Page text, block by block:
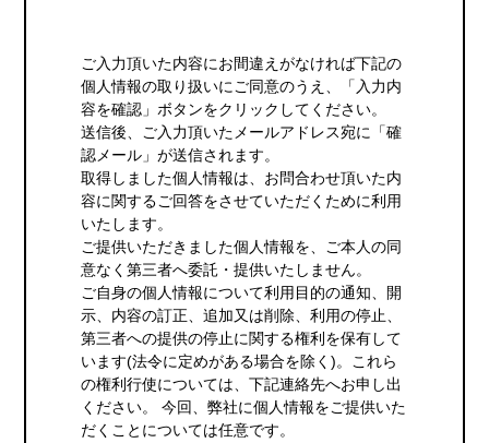
ご入力頂いた内容にお間違えがなければ下記の
個人情報の取り扱いにご同意のうえ、「入力内
容を確認」ボタンをクリックしてください。
送信後、ご入力頂いたメールアドレス宛に「確
認メール」が送信されます。
取得しました個人情報は、お問合わせ頂いた内
容に関するご回答をさせていただくために利用
いたします。
ご提供いただきました個人情報を、ご本人の同
意なく第三者へ委託・提供いたしません。
ご自身の個人情報について利用目的の通知、開
示、内容の訂正、追加又は削除、利用の停止、
第三者への提供の停止に関する権利を保有して
います(法令に定めがある場合を除く)。これら
の権利行使については、下記連絡先へお申し出
ください。 今回、弊社に個人情報をご提供いた
だくことについては任意です。